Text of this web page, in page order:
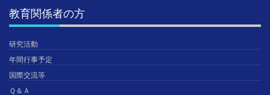
教育関係者の方
研究活動
年間行事予定
国際交流等
Ｑ＆Ａ